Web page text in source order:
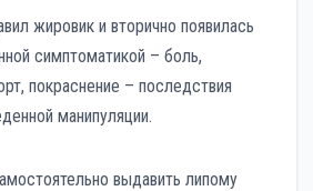
жировик и вторично появилась
симптоматикой – боль,
покраснение – последствия
манипуляции.
выдавить липому